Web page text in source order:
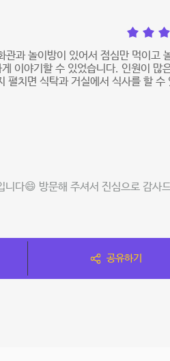
과 놀이방이 있어서 점심만 먹이고
이야기할 수 있었습니다. 인원이 많
펼치면 식탁과 거실에서 식사를 할 수
다😄 방문해 주셔서 진심으로 감사
공유하기